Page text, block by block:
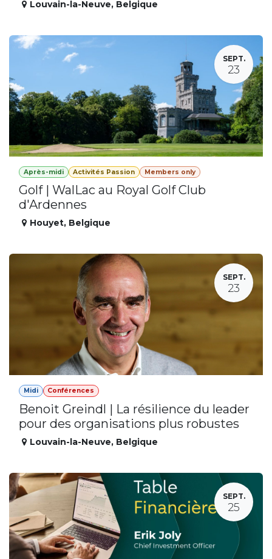
Louvain-la-Neuve, Belgique
SEPT.
23
Après-midi Activités Passion Members only
Golf | WalLac au Royal Golf Club
d'Ardennes
Houyet, Belgique
SEPT.
23
Midi Conférences
Benoit Greindl | La résilience du leader
pour des organisations plus robustes
Louvain-la-Neuve, Belgique
SEPT.
25